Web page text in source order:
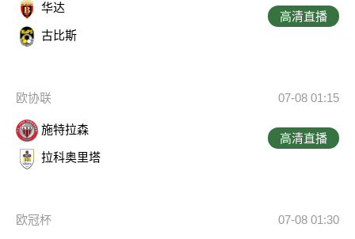
华达
古比斯
高清直播
欧协联 07-08 01:15
施特拉森
拉科奥里塔
高清直播
欧冠杯 07-08 01:30